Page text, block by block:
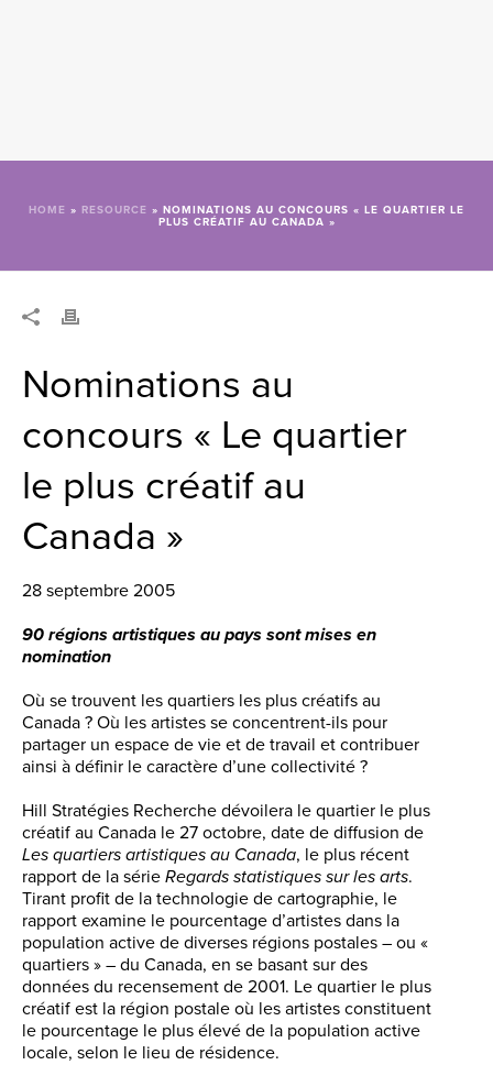
HOME » RESOURCE » NOMINATIONS AU CONCOURS « LE QUARTIER LE
PLUS CRÉATIF AU CANADA »
Nominations au
concours « Le quartier
le plus créatif au
Canada »
28 septembre 2005
90 régions artistiques au pays sont mises en
nomination
Où se trouvent les quartiers les plus créatifs au
Canada ? Où les artistes se concentrent-ils pour
partager un espace de vie et de travail et contribuer
ainsi à définir le caractère d’une collectivité ?
Hill Stratégies Recherche dévoilera le quartier le plus
créatif au Canada le 27 octobre, date de diffusion de
Les quartiers artistiques au Canada, le plus récent
rapport de la série Regards statistiques sur les arts.
Tirant profit de la technologie de cartographie, le
rapport examine le pourcentage d’artistes dans la
population active de diverses régions postales – ou «
quartiers » – du Canada, en se basant sur des
données du recensement de 2001. Le quartier le plus
créatif est la région postale où les artistes constituent
le pourcentage le plus élevé de la population active
locale, selon le lieu de résidence.